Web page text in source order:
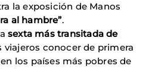
la exposición de Manos
al hambre”.
sexta más transitada de
viajeros conocer de primera
los países más pobres de